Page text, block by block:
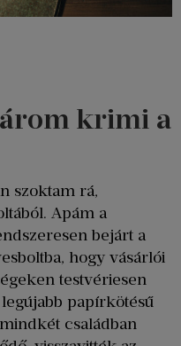
krimi a
szoktam rá,
Apám a
bejárt a
hogy vásárlói
testvériesen
papírkötésű
családban